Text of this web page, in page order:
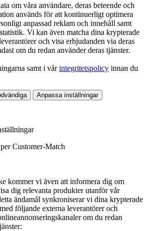
om våra användare, deras beteende och
används för att kontinuerligt optimera
anpassad reklam och innehåll samt
Vi kan även matcha dina krypterade
och visa erbjudanden via deras
om du redan använder deras tjänster.
samt i vårintegritetspolicy innan du
Anpassa inställningar
Customer-Match
kommer vi även att informera dig om
dig relevanta produkter utanför vår
ändamål synkroniserar vi dina krypterade
följande externa leverantörer och
om du redan